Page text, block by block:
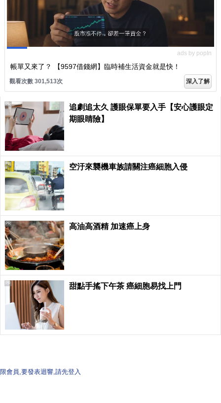
ads by popIn
帳單又來了？ 【9597借錢網】臨時補生活資金就是快！
觀看次數 301,520次 深入了解
追劇追太久 護眼保單要入手【安心護眼定
期眼睛險】
PR
空汙來襲機車族請關注癌細胞入侵
PR
高油高酒精 加速癌上身
PR
甜點手搖下午茶 癌細胞易找上門
PR
限會員,要發表迴響,請先登入